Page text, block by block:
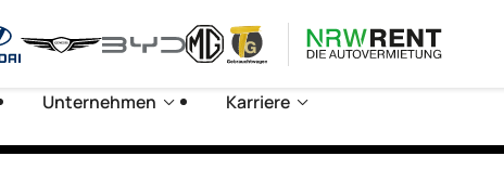
Unternehmen Karriere